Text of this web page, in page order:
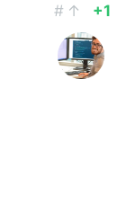
# ↑ +1